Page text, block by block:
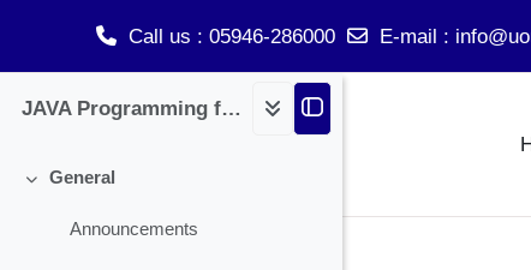
Call us : 05946-286000 E-mail :
JAVA Programming for BCA
General
Announcements